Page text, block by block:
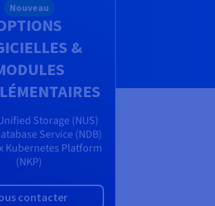
Nouveau
&
Storage (NUS)
Service (NDB)
Kubernetes Platform
(NKP)
contacter